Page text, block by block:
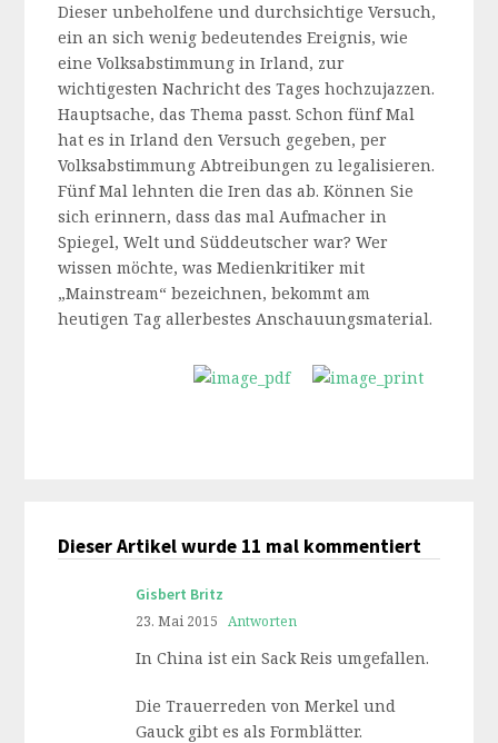
Dieser unbeholfene und durchsichtige Versuch,
ein an sich wenig bedeutendes Ereignis, wie
eine Volksabstimmung in Irland, zur
wichtigesten Nachricht des Tages hochzujazzen.
Hauptsache, das Thema passt. Schon fünf Mal
hat es in Irland den Versuch gegeben, per
Volksabstimmung Abtreibungen zu legalisieren.
Fünf Mal lehnten die Iren das ab. Können Sie
sich erinnern, dass das mal Aufmacher in
Spiegel, Welt und Süddeutscher war? Wer
wissen möchte, was Medienkritiker mit
„Mainstream“ bezeichnen, bekommt am
heutigen Tag allerbestes Anschauungsmaterial.
Dieser Artikel wurde 11 mal kommentiert
Gisbert Britz
23. Mai 2015 Antworten
In China ist ein Sack Reis umgefallen.
Die Trauerreden von Merkel und
Gauck gibt es als Formblätter.